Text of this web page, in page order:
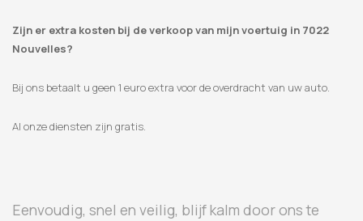
Zijn er extra kosten bij de verkoop van mijn voertuig in 7022
Nouvelles?
Bij ons betaalt u geen 1 euro extra voor de overdracht van uw auto.
Al onze diensten zijn gratis.
Eenvoudig, snel en veilig, blijf kalm door ons te